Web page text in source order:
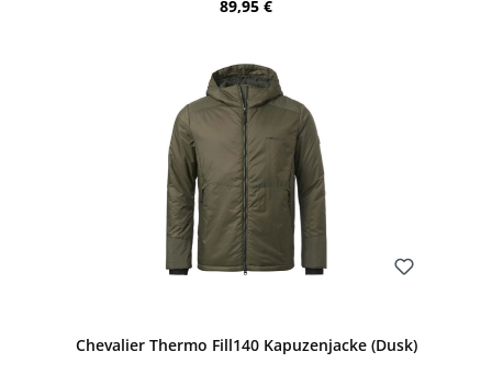
Regulärer Preis:
89,95 €
Chevalier Thermo Fill140 Kapuzenjacke (Dusk)